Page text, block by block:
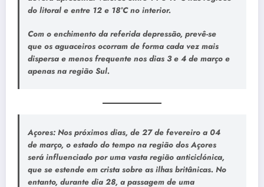
do litoral e entre 12 e 18°C no interior.
Com o enchimento da referida depressão, prevê-se
que os aguaceiros ocorram de forma cada vez mais
dispersa e menos frequente nos dias 3 e 4 de março e
apenas na região Sul.
Açores: Nos próximos dias, de 27 de fevereiro a 04
de março, o estado do tempo na região dos Açores
será influenciado por uma vasta região anticiclónica,
que se estende em crista sobre as ilhas britânicas. No
entanto, durante dia 28, a passagem de uma